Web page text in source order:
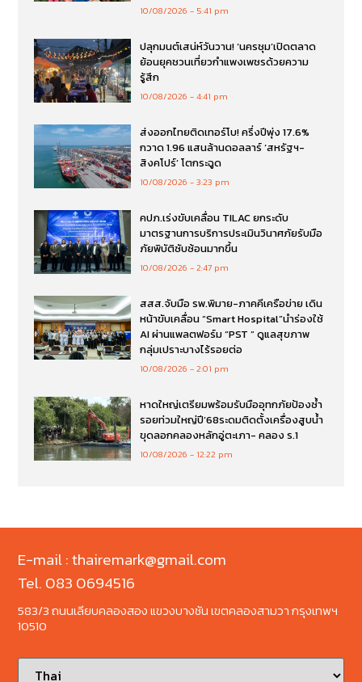
10/08/2026 5:41 pm
ปลุกมนต์เสน่ห์วันวาน! ‘นครชุม’เปิดตลาด
ย้อนยุคชวนเที่ยวกำแพงเพชรด้วยความ
รู้สึก
10/08/2026 4:41 pm
ส่งออกไทยติดเทอร์โบ! ครึ่งปีพุ่ง 17.6%
กวาด 1.96 แสนล้านดอลลาร์ ‘สหรัฐฯ-
สิงคโปร์’ โตกระฉูด
10/08/2026 3:23 pm
คปภ.เร่งขับเคลื่อน TILAC ยกระดับ
มาตรฐานการบริการประเมินวินาศภัยรับมือ
ภัยพิบัติซับซ้อนมากขึ้น
10/08/2026 2:47 pm
สสส.จับมือ รพ.พิมาย-ภาคคีเครือข่าย เดิน
หน้าขับเคลื่อน “Smart Hospital”นำร่องใช้
AI ผ่านแพลตฟอร์ม “PST ” ดูแลสุขภาพ
กลุ่มเปราะบางไร้รอยต่อ
10/08/2026 2:01 pm
หาดใหญ่เตรียมพร้อมรับมืออุทกภัยป้องซ้ำ
รอยท่วมใหญ่ปี’68ระดมติดตั้งเครื่องสูบน้ำ
ขุดลอกคลองหลักอู่ตะเภา- คลอง ร.1
10/08/2026 12:22 pm
E-mail : thairemark@gmail.com
Tel. 083 0694516
583/3 ถนนเลียบคลองสอง แขวงบางชัน เขตคลองสามวา กรุงเทพฯ
10510